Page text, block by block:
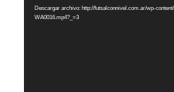
vídeo
Descargar archivo: http://futsalconnivel.com.ar/wp-
WA0016.mp4?_=3